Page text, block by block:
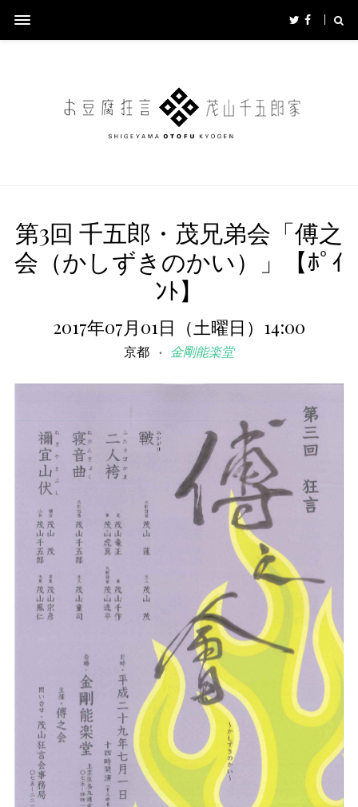
第3回 千五郎・茂兄弟会「傅之
会（かしずきのかい）」【ﾎﾟｲ
ﾝﾄ】
2017年07月01日（土曜日）14:00
京都 金剛能楽堂